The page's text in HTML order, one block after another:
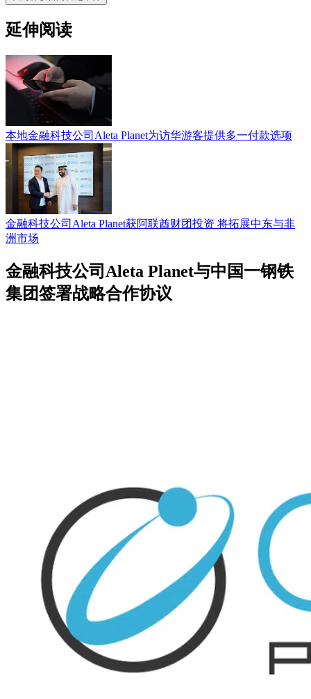
延伸阅读
本地金融科技公司Aleta Planet为访华游客提供多一付款选项
金融科技公司Aleta Planet获阿联酋财团投资 将拓展中东与非
洲市场
金融科技公司Aleta Planet与中国一钢铁
集团签署战略合作协议